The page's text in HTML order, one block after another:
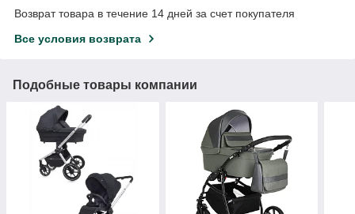
Возврат товара в течение 14 дней за счет покупателя
Все условия возврата
Подобные товары компании